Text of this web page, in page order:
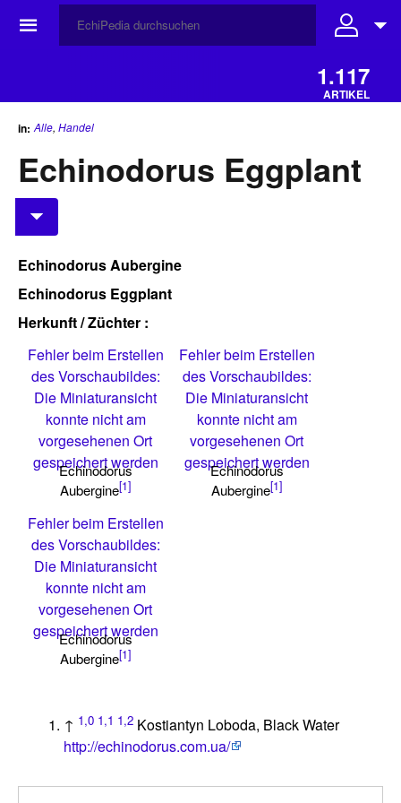
☰
1.117
ARTIKEL
in: Alle, Handel
Echinodorus Eggplant
Echinodorus Aubergine
Echinodorus Eggplant
Herkunft / Züchter :
Fehler beim Erstellen
des Vorschaubildes:
Die Miniaturansicht
konnte nicht am
vorgesehenen Ort
gespeichert werden
Echinodorus
Aubergine[1]
Fehler beim Erstellen
des Vorschaubildes:
Die Miniaturansicht
konnte nicht am
vorgesehenen Ort
gespeichert werden
Echinodorus
Aubergine[1]
Fehler beim Erstellen
des Vorschaubildes:
Die Miniaturansicht
konnte nicht am
vorgesehenen Ort
gespeichert werden
Echinodorus
Aubergine[1]
↑ 1,0 1,1 1,2 Kostiantyn Loboda, Black Water
http://echinodorus.com.ua/